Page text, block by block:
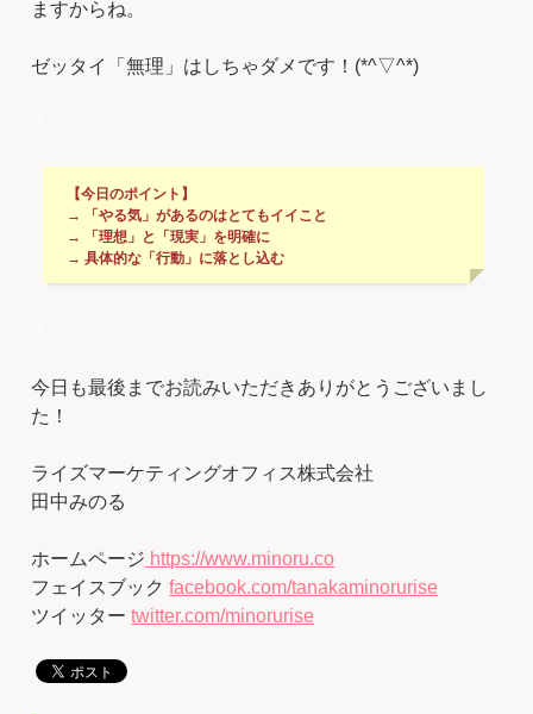
ますからね。
ゼッタイ「無理」はしちゃダメです！(*^▽^*)
【今日のポイント】
→ 「やる気」があるのはとてもイイこと
→ 「理想」と「現実」を明確に
→ 具体的な「行動」に落とし込む
今日も最後までお読みいただきありがとうございまし
た！
ライズマーケティングオフィス株式会社
田中みのる
ホームページ https://www.minoru.co
フェイスブックfacebook.com/tanakaminorurise
ツイッターtwitter.com/minorurise